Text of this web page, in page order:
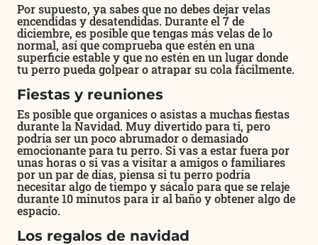
Por supuesto, ya sabes que no debes dejar velas
encendidas y desatendidas. Durante el 7 de
diciembre, es posible que tengas más velas de lo
normal, así que comprueba que estén en una
superficie estable y que no estén en un lugar donde
tu perro pueda golpear o atrapar su cola fácilmente.
Fiestas y reuniones
Es posible que organices o asistas a muchas fiestas
durante la Navidad. Muy divertido para ti, pero
podría ser un poco abrumador o demasiado
emocionante para tu perro. Si vas a estar fuera por
unas horas o si vas a visitar a amigos o familiares
por un par de días, piensa si tu perro podría
necesitar algo de tiempo y sácalo para que se relaje
durante 10 minutos para ir al baño y obtener algo de
espacio.
Los regalos de navidad